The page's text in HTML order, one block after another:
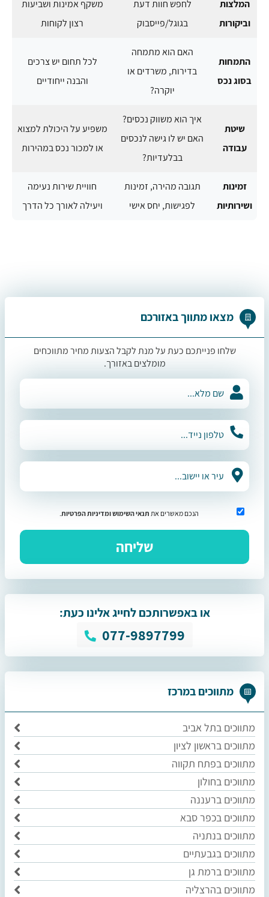
המלצות
וביקורות
לחפש חוות דעת
בגוגל/פייסבוק
משקף אמינות ושביעות
רצון לקוחות
התמחות
בסוג נכס
האם הוא מתמחה
בדירות, משרדים או
יוקרה?
לכל תחום יש צרכים
והבנה ייחודיים
שיטת
עבודה
איך הוא משווק נכסים?
האם יש לו גישה לנכסים
בבלעדיות?
משפיע על היכולת למצוא
או למכור נכס במהירות
זמינות
ושירותיות
תגובה מהירה, זמינות
לפגישות, יחס אישי
חוויית שירות נעימה
ויעילה לאורך כל הדרך
מצאו מתווך באזורכם
שלחו פנייתכם כעת על מנת לקבל הצעות מחיר מתווכחים
מומלצים באזורך.
הנכם מאשרים את תנאי השימושומדיניות הפרטיות
או באפשרותכם לחייג אלינו כעת:
077-9897799
מתווכים במרכז
מתווכים בתל אביב
מתווכים בראשון לציון
מתווכים בפתח תקווה
מתווכים בחולון
מתווכים ברעננה
מתווכים בכפר סבא
מתווכים בנתניה
מתווכים בגבעתיים
מתווכים ברמת גן
מתווכים בהרצליה